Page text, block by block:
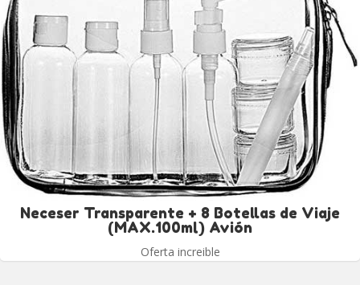
Neceser Transparente + 8 Botellas de Viaje
(MAX.100ml) Avión
Oferta increible